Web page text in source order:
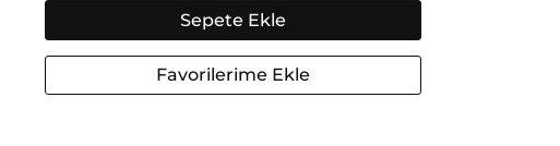
Sepete Ekle
Favorilerime Ekle